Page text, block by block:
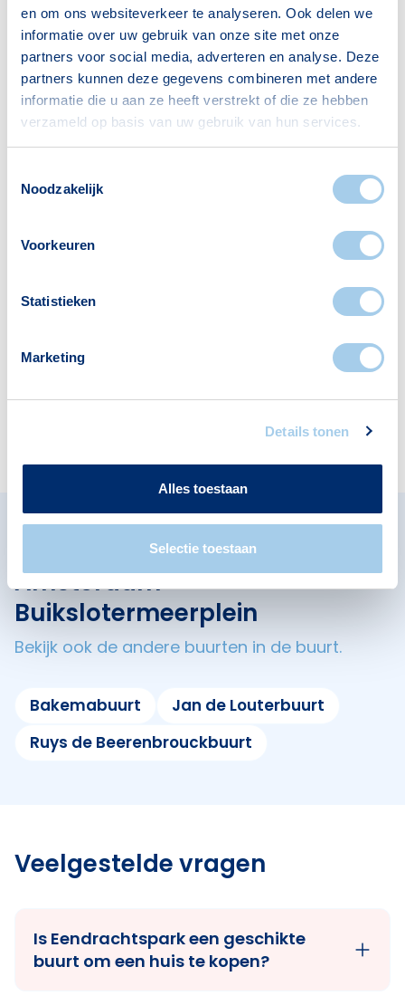
en om ons websiteverkeer te analyseren. Ook delen we
informatie over uw gebruik van onze site met onze
partners voor social media, adverteren en analyse. Deze
partners kunnen deze gegevens combineren met andere
informatie die u aan ze heeft verstrekt of die ze hebben
verzameld op basis van uw gebruik van hun services.
Noodzakelijk
Voorkeuren
Statistieken
Marketing
Details tonen
Alles toestaan
Selectie toestaan
Huishoudens
Alleenwonend
113
Gezin zonder kinderen
29
Gezin met kinderen
Deze wijk heeft het allemaal voor je. Zo vind je
er:
Omliggende buurten in
Amsterdam
Buikslotermeerplein
Bekijk ook de andere buurten in de buurt.
Bakemabuurt
Jan de Louterbuurt
Ruys de Beerenbrouckbuurt
Veelgestelde vragen
Is Eendrachtspark een geschikte
buurt om een huis te kopen?